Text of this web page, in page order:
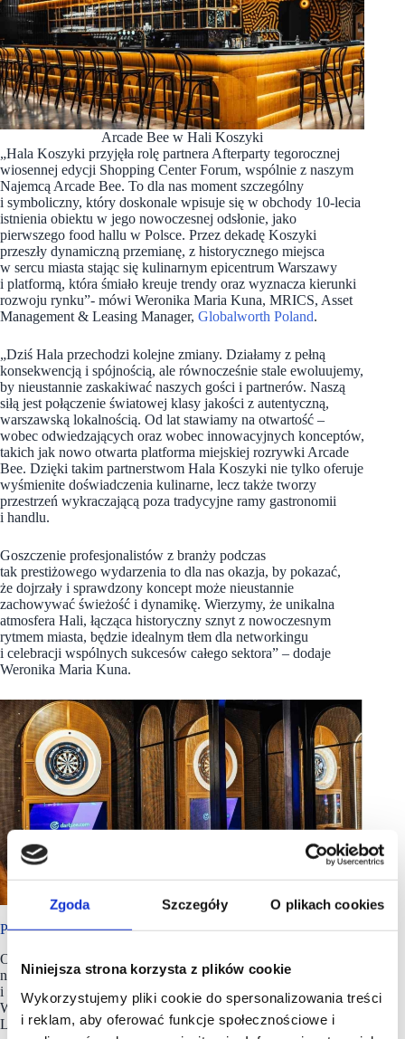
Zgoda Szczegóły O plikach cookies
Niniejsza strona korzysta z plików cookie
Wykorzystujemy pliki cookie do spersonalizowania treści
i reklam, aby oferować funkcje społecznościowe i
Arcade Bee w Hali Koszyki
„Hala Koszyki przyjęła rolę partnera Afterparty tegorocznej
wiosennej edycji Shopping Center Forum, wspólnie z naszym
Najemcą Arcade Bee. To dla nas moment szczególny
i symboliczny, który doskonale wpisuje się w obchody 10-lecia
istnienia obiektu w jego nowoczesnej odsłonie, jako
pierwszego food hallu w Polsce. Przez dekadę Koszyki
przeszły dynamiczną przemianę, z historycznego miejsca
w sercu miasta stając się kulinarnym epicentrum Warszawy
i platformą, która śmiało kreuje trendy oraz wyznacza kierunki
rozwoju rynku”- mówi Weronika Maria Kuna, MRICS, Asset
Management & Leasing Manager, Globalworth Poland.
„Dziś Hala przechodzi kolejne zmiany. Działamy z pełną
konsekwencją i spójnością, ale równocześnie stale ewoluujemy,
by nieustannie zaskakiwać naszych gości i partnerów. Naszą
siłą jest połączenie światowej klasy jakości z autentyczną,
warszawską lokalnością. Od lat stawiamy na otwartość –
wobec odwiedzających oraz wobec innowacyjnych konceptów,
takich jak nowo otwarta platforma miejskiej rozrywki Arcade
Bee. Dzięki takim partnerstwom Hala Koszyki nie tylko oferuje
wyśmienite doświadczenia kulinarne, lecz także tworzy
przestrzeń wykraczającą poza tradycyjne ramy gastronomii
i handlu.
Goszczenie profesjonalistów z branży podczas
tak prestiżowego wydarzenia to dla nas okazja, by pokazać,
że dojrzały i sprawdzony koncept może nieustannie
zachowywać świeżość i dynamikę. Wierzymy, że unikalna
atmosfera Hali, łącząca historyczny sznyt z nowoczesnym
rytmem miasta, będzie idealnym tłem dla networkingu
i celebracji wspólnych sukcesów całego sektora” – dodaje
Weronika Maria Kuna.
Arcade Bee w Hali Koszyki
Ponad 1300 uczestników #scf2026spring
Organizowane od kilkunastu lat targi
najważniejsze firmy z rynku centrów handlowych: inwestorów
i zarządców centrów i parków handlowych oraz ich najemców.
Wiosenna edycja SCF odbywa się tradycyjnie na Stadionie
Legii Warszawa.